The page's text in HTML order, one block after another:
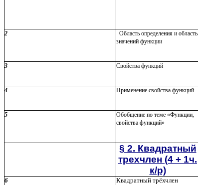
2
Область определения и область
значений функции
3 Свойства функций
4 Применение свойства функций
5
Обобщение по теме «Функции,
свойства функций»
§ 2. Квадратный
трехчлен (4 + 1ч.
к/р)
6 Квадратный трёхчлен